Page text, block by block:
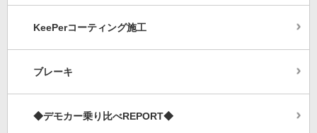
KeePerコーティング施工
ブレーキ
◆デモカー乗り比べREPORT◆